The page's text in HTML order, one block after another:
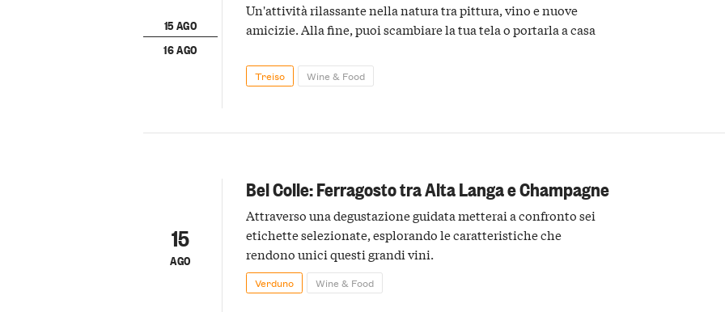
15 AGO
16 AGO
Un'attività rilassante nella natura tra pittura, vino e nuove
amicizie. Alla fine, puoi scambiare la tua tela o portarla a casa
Treiso Wine & Food
15
AGO
Bel Colle: Ferragosto tra Alta Langa e Champagne
Attraverso una degustazione guidata metterai a confronto sei
etichette selezionate, esplorando le caratteristiche che
rendono unici questi grandi vini.
Verduno Wine & Food